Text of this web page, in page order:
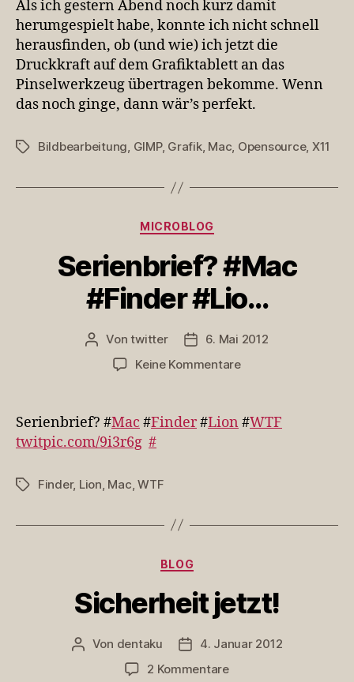
Als ich gestern Abend noch kurz damit
herumgespielt habe, konnte ich nicht schnell
herausfinden, ob (und wie) ich jetzt die
Druckkraft auf dem Grafiktablett an das
Pinselwerkzeug übertragen bekomme. Wenn
das noch ginge, dann wär’s perfekt.
Schlagwörter
Bildbearbeitung, GIMP, Grafik, Mac, Opensource, X11
Kategorien
MICROBLOG
Serienbrief? #Mac
#Finder #Lio…
Beitragsautor
Vontwitter Veröffentlichungsdatum
6. Mai 2012
Keine Kommentarezu
#Finder
#Lio…
Serienbrief? #Mac #Finder#Lion #WTF
twitpic.com/9i3r6g #
Schlagwörter
Finder, Lion Mac ,WTF
Kategorien
BLOG
Sicherheit jetzt!
Beitragsautor
Von dentaku Veröffentlichungsdatum
4. Januar 2012
2 Kommentarezu